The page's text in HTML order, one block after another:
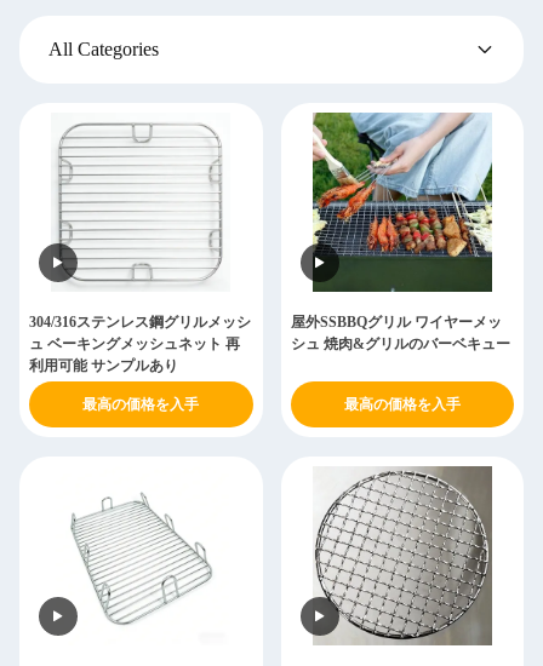
All Categories
304/316ステンレス鋼グリルメッシ
ュ ベーキングメッシュネット 再
利用可能 サンプルあり
最高の価格を入手
屋外SSBBQグリル ワイヤーメッ
シュ 焼肉&グリルのバーベキュー
最高の価格を入手